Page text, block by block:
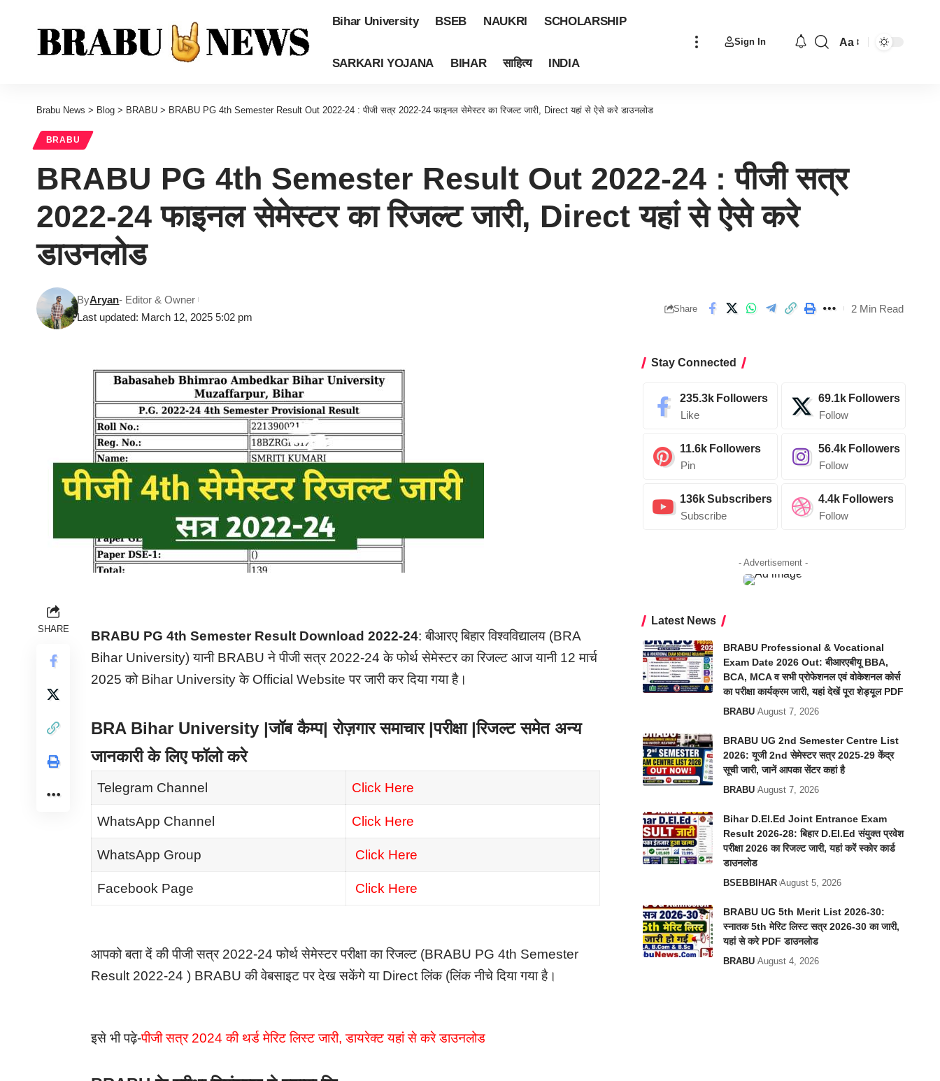
Bihar University BSEB NAUKRI SCHOLARSHIP
SARKARI YOJANA BIHAR साहित्य INDIA
Sign In Aa
Brabu News > Blog > BRABU > BRABU PG 4th Semester Result Out 2022-24 : पीजी सत्र 2022-24 फाइनल सेमेस्टर का रिजल्ट जारी, Direct यहां से ऐसे करे डाउनलोड
BRABU
BRABU PG 4th Semester Result Out 2022-24 : पीजी सत्र
2022-24 फाइनल सेमेस्टर का रिजल्ट जारी, Direct यहां से ऐसे करे
डाउनलोड
Last updated: March 12, 2025 5:02 pm
ByAryan- Editor & Owner
Share 2 Min Read
SHARE BRABU PG 4th Semester Result Download 2022-24: बीआरए बिहार विश्वविद्यालय (BRA
Bihar University) यानी BRABU ने पीजी सत्र 2022-24 के फोर्थ सेमेस्टर का रिजल्ट आज यानी 12 मार्च
2025 को Bihar University के Official Website पर जारी कर दिया गया है।
BRA Bihar University |जॉब कैम्प| रोज़गार समाचार |परीक्षा |रिजल्ट समेत अन्य
जानकारी के लिए फॉलो करे
Telegram Channel Click Here
WhatsApp Channel Click Here
WhatsApp Group Click Here
Facebook Page Click Here
आपको बता दें की पीजी सत्र 2022-24 फोर्थ सेमेस्टर परीक्षा का रिजल्ट (BRABU PG 4th Semester
Result 2022-24 ) BRABU की वेबसाइट पर देख सकेंगे या Direct लिंक (लिंक नीचे दिया गया है।
इसे भी पढ़े-पीजी सत्र 2024 की थर्ड मेरिट लिस्ट जारी, डायरेक्ट यहां से करे डाउनलोड
Stay Connected
235.3k Followers
Like
69.1k Followers
Follow
11.6k Followers
Pin
56.4k Followers
Follow
136kSubscribers
Subscribe
4.4k Followers
Follow
- Advertisement -
Latest News
BRABU Professional & Vocational
Exam Date 2026 Out: बीआरएबीयू BBA,
BCA, MCA व सभी प्रोफेशनल एवं वोकेशनल कोर्स
का परीक्षा कार्यक्रम जारी, यहां देखें पूरा शेड्यूल PDF
BRABU August 7, 2026
BRABU UG 2nd Semester Centre List
2026: यूजी 2nd सेमेस्टर सत्र 2025-29 केंद्र
सूची जारी, जानें आपका सेंटर कहां है
BRABU August 7, 2026
Bihar D.El.Ed Joint Entrance Exam
Result 2026-28: बिहार D.El.Ed संयुक्त प्रवेश
परीक्षा 2026 का रिजल्ट जारी, यहां करें स्कोर कार्ड
डाउनलोड
BSEBBIHAR August 5, 2026
BRABU UG 5th Merit List 2026-30:
स्नातक 5th मेरिट लिस्ट सत्र 2026-30 का जारी,
यहां से करे PDF डाउनलोड
BRABU August 4, 2026